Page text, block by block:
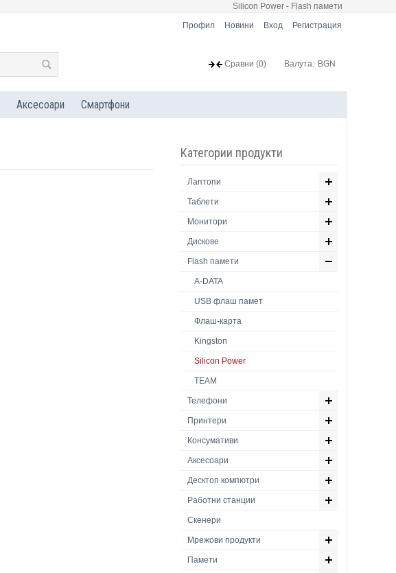
Silicon Power - Flash памети
Профил Новини Вход Регистрация
Валута: BGN
Сравни (0)
Аксесоари Смартфони
Категории продукти
Лаптопи
Таблети
Монитори
Дискове
Flash памети
A-DATA
USB флаш памет
Флаш-карта
Kingston
Silicon Power
TEAM
Телефони
Принтери
Консумативи
Аксесоари
Десктоп компютри
Работни станции
Скенери
Мрежови продукти
Памети